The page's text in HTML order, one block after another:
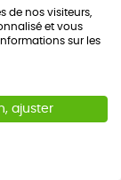
de nos visiteurs,
et vous
sur les
ajuster